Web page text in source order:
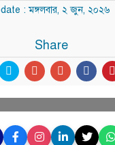
: মঙ্গলবার, ২ জুন, ২০২৬
Share